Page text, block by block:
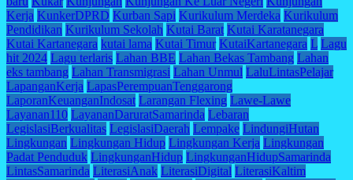
Kerja KunkerDPRD Kurban Sapi Kurikulum Merdeka Kurikulum
Pendidikan Kurikulum Sekolah Kutai Barat Kutai Karatanegara
Kutai Kartanegara kutai lama Kutai Timur KutaiKartanegara L Lagu
hit 2024 Lagu terlaris Lahan BBE Lahan Bekas Tambang Lahan
eks tambang Lahan Transmigrasi Lahan Unmul LaluLintasPelajar
LapanganKerja LapasPerempuanTenggarong
LaporanKeuanganIndosat Larangan Flexing Lawe-Lawe
Layanan110 LayananDaruratSamarinda Lebaran
LegislasiBerkualitas LegislasiDaerah Lempake LindungiHutan
Lingkungan Lingkungan Hidup Lingkungan Kerja Lingkungan
Padat Penduduk LingkunganHidup LingkunganHidupSamarinda
LintasSamarinda LiterasiAnak LiterasiDigital LiterasiKaltim